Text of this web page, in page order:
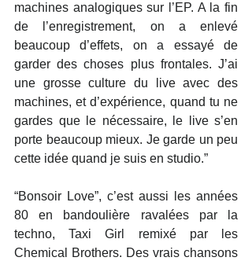
machines analogiques sur l’EP. A la fin
de l’enregistrement, on a enlevé
beaucoup d’effets, on a essayé de
garder des choses plus frontales. J’ai
une grosse culture du live avec des
machines, et d’expérience, quand tu ne
gardes que le nécessaire, le live s’en
porte beaucoup mieux. Je garde un peu
cette idée quand je suis en studio.”
“Bonsoir Love”, c’est aussi les années
80 en bandoulière ravalées par la
techno, Taxi Girl remixé par les
Chemical Brothers. Des vrais chansons